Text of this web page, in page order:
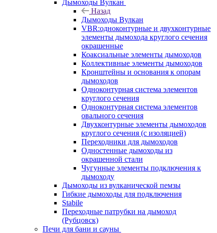
Дымоходы Вулкан
Назад
Дымоходы Вулкан
VBR:одноконтурные и двухконтурные
элементы дымохода круглого сечения
окрашенные
Коаксиальные элементы дымоходов
Коллективные элементы дымоходов
Кронштейны и основания к опорам
дымоходов
Одноконтурная система элементов
круглого сечения
Одноконтурная система элементов
овального сечения
Двухконтурные элементы дымоходов
круглого сечения (с изоляцией)
Переходники для дымоходов
Одностенные дымоходы из
окрашенной стали
Чугунные элементы подключения к
дымоходу
Дымоходы из вулканической пемзы
Гибкие дымоходы для подключения
Stabile
Переходные патрубки на дымоход
(Рубцовск)
Печи для бани и сауны